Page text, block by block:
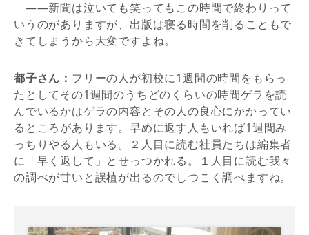
――新聞は泣いても笑ってもこの時間で終わりって
いうのがありますが、出版は寝る時間を削ることもで
きてしまうから大変ですよね。
都子さん： フリーの人が初校に1週間の時間をもらっ
たとしてその1週間のうちどのくらいの時間ゲラを読
んでいるかはゲラの内容とその人の良心にかかってい
るところがあります。早めに返す人もいれば1週間み
っちりやる人もいる。２人目に読む社員たちは編集者
に「早く返して」とせっつかれる。１人目に読む我々
の調べが甘いと誤植が出るのでしつこく調べますね。